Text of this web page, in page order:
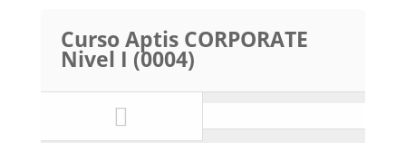
Curso Aptis CORPORATE
Nivel I (0004)